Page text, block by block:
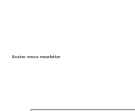
Assine nossa newsletter